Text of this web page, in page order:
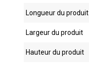
Longueur du produit
Largeur du produit
Hauteur du produit